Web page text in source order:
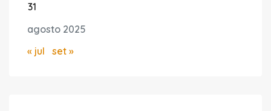
agosto 2025
31
« jul set »